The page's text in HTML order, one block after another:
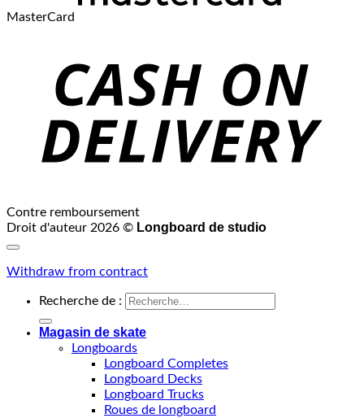
MasterCard
Contre remboursement
Droit d'auteur 2026 © Longboard de studio
Withdraw from contract
Recherche de :
Magasin de skate
Longboards
Longboard Completes
Longboard Decks
Longboard Trucks
Roues de longboard